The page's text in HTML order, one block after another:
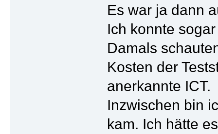
Es war ja dann
Ich konnte
Damals
Kosten der
anerkannte ICT.
Inzwischen bin
kam. Ich hätte